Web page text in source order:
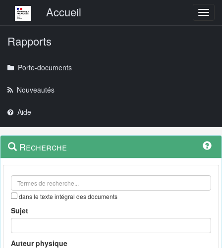
Menu principalAccueil
Rapports
Porte-documents
Nouveautés
Aide
Navigation
outils
Menu
contextuel
Recherche
dans le texte intégral des documents
Sujet
Auteur physique